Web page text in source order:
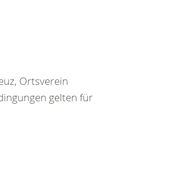
Ortsverein
gelten für